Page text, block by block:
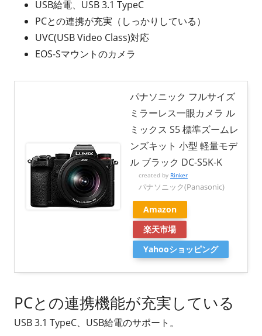
USB給電、USB 3.1 TypeC
PCとの連携が充実（しっかりしている）
UVC(USB Video Class)対応
EOS-Sマウントのカメラ
パナソニック フルサイズ
ミラーレス一眼カメラ ル
ミックス S5 標準ズームレ
ンズキット 小型 軽量モデ
ル ブラック DC-S5K-K
created by Rinker
パナソニック(Panasonic)
Amazon
楽天市場
Yahooショッピング
PCとの連携機能が充実している
USB 3.1 TypeC、USB給電のサポート。